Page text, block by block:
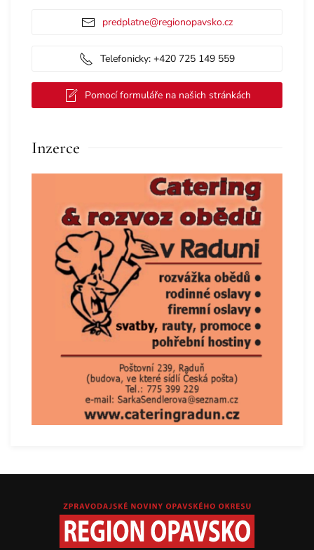
predplatne@regionopavsko.cz
Telefonicky: +420 725 149 559
Pomocí formuláře na našich stránkách
Inzerce